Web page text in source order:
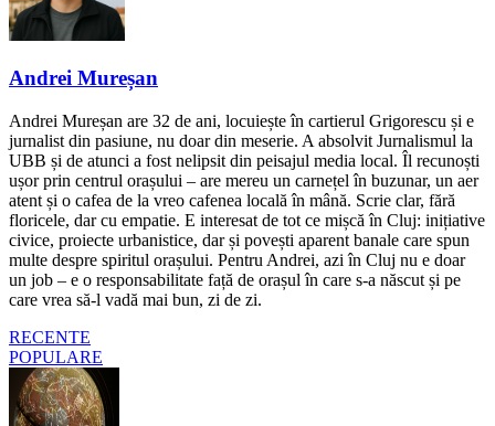
Andrei Mureșan
Andrei Mureșan are 32 de ani, locuiește în cartierul Grigorescu și e
jurnalist din pasiune, nu doar din meserie. A absolvit Jurnalismul la
UBB și de atunci a fost nelipsit din peisajul media local. Îl recunoști
ușor prin centrul orașului – are mereu un carnețel în buzunar, un aer
atent și o cafea de la vreo cafenea locală în mână. Scrie clar, fără
floricele, dar cu empatie. E interesat de tot ce mișcă în Cluj: inițiative
civice, proiecte urbanistice, dar și povești aparent banale care spun
multe despre spiritul orașului. Pentru Andrei, azi în Cluj nu e doar
un job – e o responsabilitate față de orașul în care s-a născut și pe
care vrea să-l vadă mai bun, zi de zi.
RECENTE
POPULARE